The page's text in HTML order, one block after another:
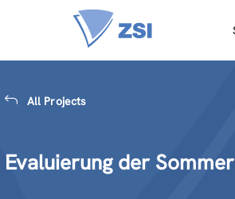
All Projects
Evaluierung der